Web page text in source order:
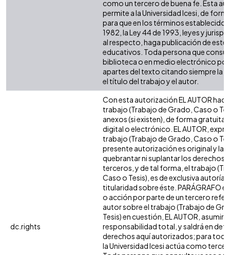
como un tercero de buena fe. Esta
permite a la Universidad Icesi, de
para que en los términos establecidos
1982, la Ley 44 de 1993, leyes y
al respecto, haga publicación de este
educativos. Toda persona que
biblioteca o en medio electrónico
apartes del texto citando siempre la
el título del trabajo y el autor.
dc.rights
Con esta autorización EL AUTOR
trabajo (Trabajo de Grado, Caso o
anexos (si existen), de forma gratuita
digital o electrónico. EL AUTOR,
trabajo (Trabajo de Grado, Caso o
presente autorización es original y la
quebrantar ni suplantar los derechos
terceros, y de tal forma, el trabajo
Caso o Tesis), es de exclusiva autoría
titularidad sobre éste. PARÁGRAFO
o acción por parte de un tercero
autor sobre el trabajo (Trabajo de
Tesis) en cuestión, EL AUTOR, asumirá
responsabilidad total, y saldrá en
derechos aquí autorizados; para
la Universidad Icesi actúa como